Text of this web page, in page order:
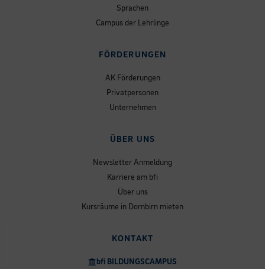
Sprachen
Campus der Lehrlinge
FÖRDERUNGEN
AK Förderungen
Privatpersonen
Unternehmen
ÜBER UNS
Newsletter Anmeldung
Karriere am bfi
Über uns
Kursräume in Dornbirn mieten
KONTAKT
bfi BILDUNGSCAMPUS